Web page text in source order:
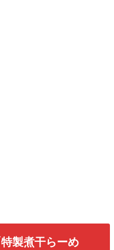
製煮干らーめ